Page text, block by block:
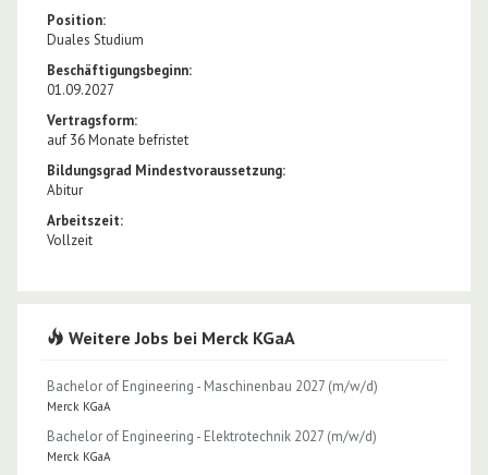
Position:
Duales Studium
Beschäftigungsbeginn:
01.09.2027
Vertragsform:
auf 36 Monate befristet
Bildungsgrad Mindestvoraussetzung:
Abitur
Arbeitszeit:
Vollzeit
Weitere Jobs bei Merck KGaA
Bachelor of Engineering - Maschinenbau 2027 (m/w/d)
Merck KGaA
Bachelor of Engineering - Elektrotechnik 2027 (m/w/d)
Merck KGaA